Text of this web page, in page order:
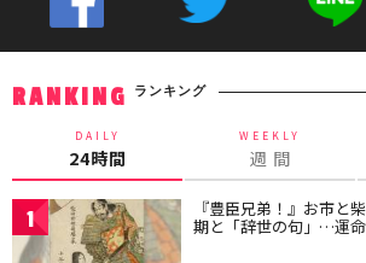
RANKING ランキング
DAILY
24時間
WEEKLY
週 間
1 『豊臣兄弟！』お市と
期と「辞世の句」…運